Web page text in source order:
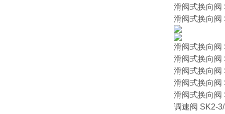
滑阀式换向阀
滑阀式换向阀
滑阀式换向阀
滑阀式换向阀
滑阀式换向阀
滑阀式换向阀
滑阀式换向阀
调速阀 SK2-